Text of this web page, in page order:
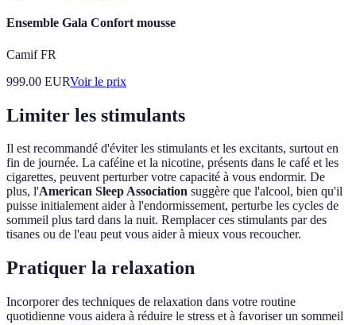
Ensemble Gala Confort mousse
Camif FR
999.00 EURVoir le prix
Limiter les stimulants
Il est recommandé d'éviter les stimulants et les excitants, surtout en
fin de journée. La caféine et la nicotine, présents dans le café et les
cigarettes, peuvent perturber votre capacité à vous endormir. De
plus, l'American Sleep Association suggère que l'alcool, bien qu'il
puisse initialement aider à l'endormissement, perturbe les cycles de
sommeil plus tard dans la nuit. Remplacer ces stimulants par des
tisanes ou de l'eau peut vous aider à mieux vous recoucher.
Pratiquer la relaxation
Incorporer des techniques de relaxation dans votre routine
quotidienne vous aidera à réduire le stress et à favoriser un sommeil